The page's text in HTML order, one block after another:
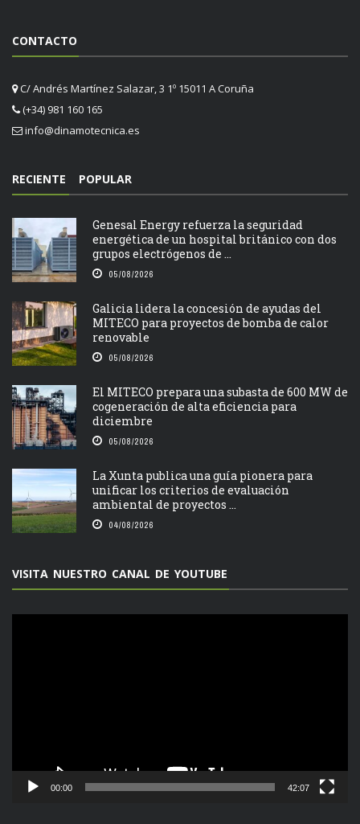
CONTACTO
C/ Andrés Martínez Salazar, 3 1º 15011 A Coruña
(+34) 981 160 165
info@dinamotecnica.es
RECIENTE POPULAR
Genesal Energy refuerza la seguridad
energética de un hospital británico con dos
grupos electrógenos de ...
05/08/2026
Galicia lidera la concesión de ayudas del
MITECO para proyectos de bomba de calor
renovable
05/08/2026
El MITECO prepara una subasta de 600 MW de
cogeneración de alta eficiencia para
diciembre
05/08/2026
La Xunta publica una guía pionera para
unificar los criterios de evaluación
ambiental de proyectos ...
04/08/2026
VISITA NUESTRO CANAL DE YOUTUBE
00:00 42:07